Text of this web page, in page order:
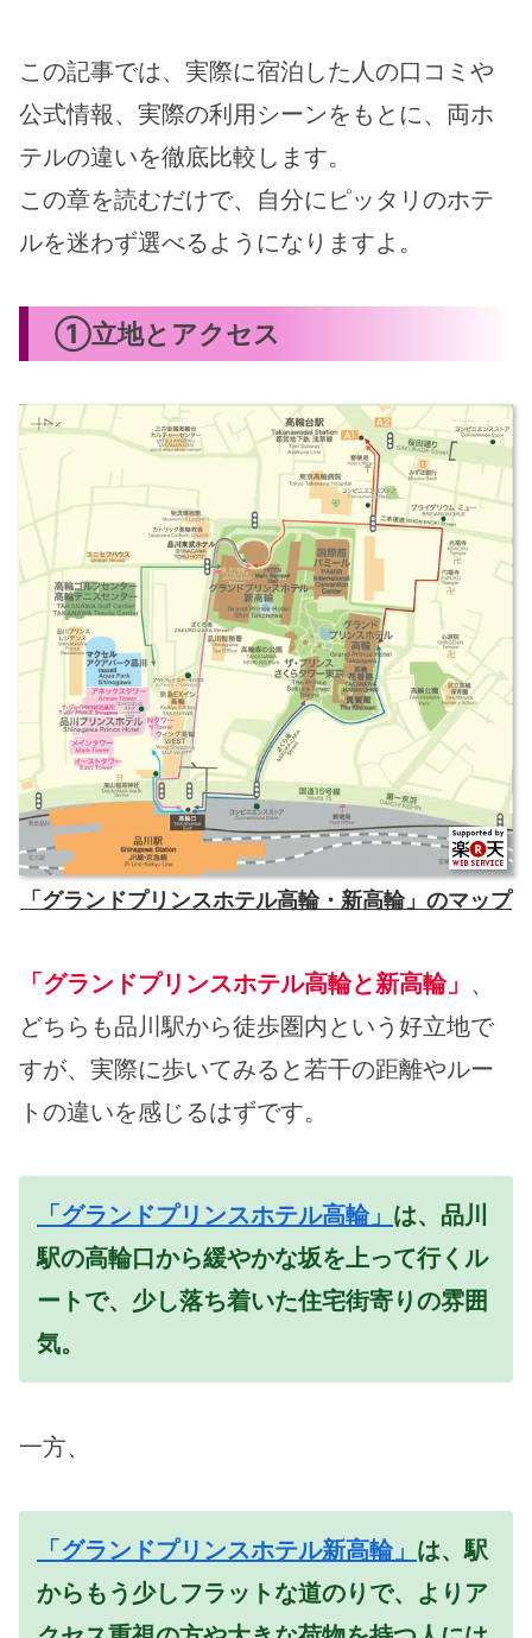
この記事では、実際に宿泊した人の口コミや
公式情報、実際の利用シーンをもとに、両ホ
テルの違いを徹底比較します。
この章を読むだけで、自分にピッタリのホテ
ルを迷わず選べるようになりますよ。
①立地とアクセス
「グランドプリンスホテル高輪・新高輪」のマップ
「グランドプリンスホテル高輪と新高輪」 、
どちらも品川駅から徒歩圏内という好立地で
すが、実際に歩いてみると若干の距離やルー
トの違いを感じるはずです。
「グランドプリンスホテル高輪」 は、品川
駅の高輪口から緩やかな坂を上って行くル
ートで、少し落ち着いた住宅街寄りの雰囲
気。
一方、
「グランドプリンスホテル新高輪」 は、駅
からもう少しフラットな道のりで、よりア